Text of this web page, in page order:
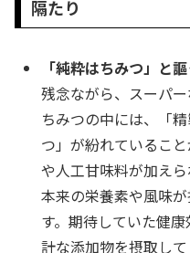
隔たり
「純粋はちみつ」と
残念ながら、スーパ
ちみつの中には、「
つ」が紛れているこ
や人工甘味料が加え
本来の栄養素や風味
す。期待していた健
計な添加物を摂取し